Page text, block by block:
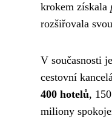
krokem získala
rozšiřovala
V současnosti
cestovní
400 hotelů,
miliony